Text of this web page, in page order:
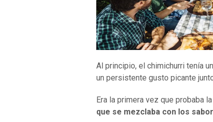
Al principio, el chimichurri tenía
un persistente gusto picante
Era la primera vez que probaba
que se mezclaba con los